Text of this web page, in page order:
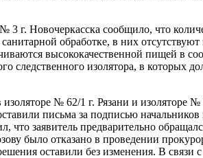
г. Новочеркасска сообщило, что
обработке, в них
высококачественной пищей в
следственного изолятора, в
№ 62/1 г. Рязани и изоляторе
письма за подписью
что заявитель предварительно
было отказано в проведении
оставили без изменения. В